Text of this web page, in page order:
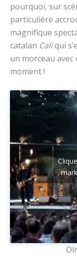
pourquoi, sur
particulière
magnifique
catalan Caliqui
un morceau
moment !